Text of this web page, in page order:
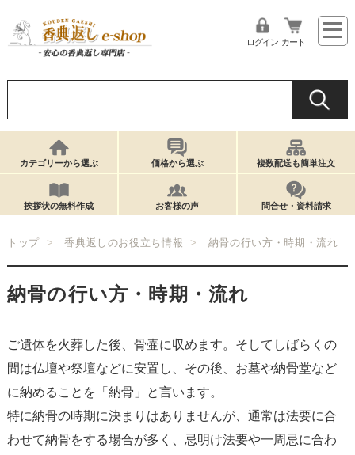
ログイン カート
カテゴリーから選ぶ 価格から選ぶ 複数配送も簡単注文
挨拶状の無料作成 お客様の声 問合せ・資料請求
トップ 香典返しのお役立ち情報 納骨の行い方・時期・流れ
納骨の行い方・時期・流れ
ご遺体を火葬した後、骨壷に収めます。そしてしばらくの
間は仏壇や祭壇などに安置し、その後、お墓や納骨堂など
に納めることを「納骨」と言います。
特に納骨の時期に決まりはありませんが、通常は法要に合
わせて納骨をする場合が多く、忌明け法要や一周忌に合わ